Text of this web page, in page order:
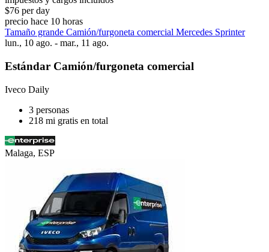
$76 per day
precio hace 10 horas
Tamaño grande Camión/furgoneta comercial Mercedes Sprinter
lun., 10 ago. - mar., 11 ago.
Estándar Camión/furgoneta comercial
Iveco Daily
3 personas
218 mi gratis en total
Malaga, ESP